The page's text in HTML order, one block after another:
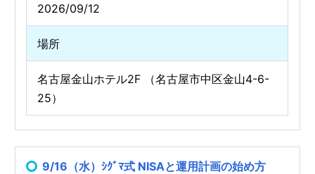
2026/09/12
場所
名古屋金山ホテル2F （名古屋市中区金山4-6-
25）
9/16（水）ｼｸﾞﾏ式 NISAと運用計画の始め方